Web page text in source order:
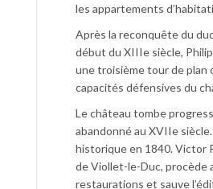
les appartements
Après la reconquête du
début du XIIIe siècle,
une troisième tour de plan
capacités défensives du
Le château tombe
abandonné au XVIIe
historique en 1840. Victor
de Viollet-le-Duc, procède
restaurations et sauve